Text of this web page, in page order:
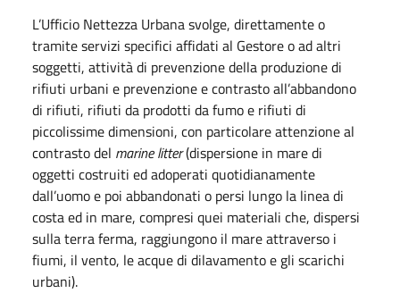
L’Ufficio Nettezza Urbana svolge, direttamente o
tramite servizi specifici affidati al Gestore o ad altri
soggetti, attività di prevenzione della produzione di
rifiuti urbani e prevenzione e contrasto all’abbandono
di rifiuti, rifiuti da prodotti da fumo e rifiuti di
piccolissime dimensioni, con particolare attenzione al
contrasto del marine litter(dispersione in mare di
oggetti costruiti ed adoperati quotidianamente
dall’uomo e poi abbandonati o persi lungo la linea di
costa ed in mare, compresi quei materiali che, dispersi
sulla terra ferma, raggiungono il mare attraverso i
fiumi, il vento, le acque di dilavamento e gli scarichi
urbani).